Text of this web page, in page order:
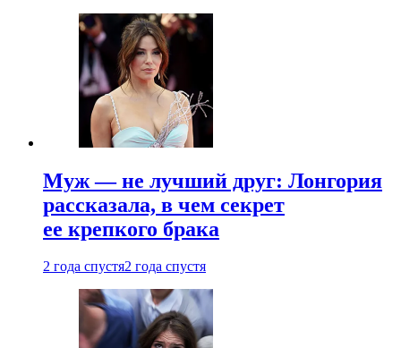
Муж — не лучший друг: Лонгория
рассказала, в чем секрет
ее крепкого брака
2 года спустя2 года спустя